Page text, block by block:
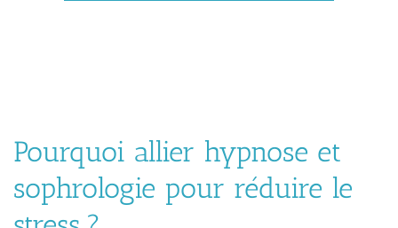
Pourquoi allier hypnose et
sophrologie pour réduire le